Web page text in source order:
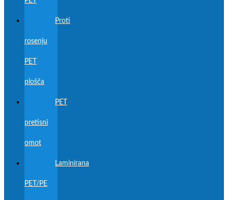
Proti
rosenju
PET
plošča
PET
pretisni
omot
Laminirana
PET/PE